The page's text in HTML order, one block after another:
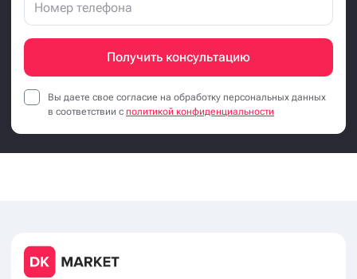
Получить консультацию
Вы даете свое согласие на обработку персональных данных
в соответствии с политикой конфиденциальности